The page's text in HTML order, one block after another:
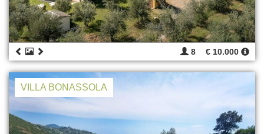
8 € 10.000
VILLA BONASSOLA